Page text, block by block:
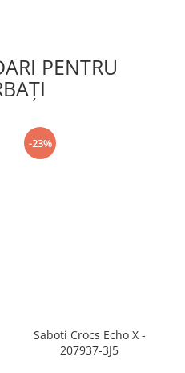
PENTRU
-23%
Saboti Crocs Echo X -
207937-3J5